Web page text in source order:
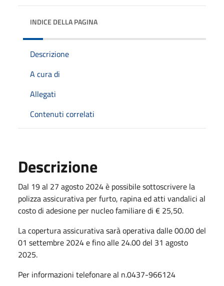
INDICE DELLA PAGINA
Descrizione
A cura di
Allegati
Contenuti correlati
Descrizione
Dal 19 al 27 agosto 2024 è possibile sottoscrivere la
polizza assicurativa per furto, rapina ed atti vandalici al
costo di adesione per nucleo familiare di € 25,50.
La copertura assicurativa sarà operativa dalle 00.00 del
01 settembre 2024 e fino alle 24.00 del 31 agosto
2025.
Per informazioni telefonare al n.0437-966124